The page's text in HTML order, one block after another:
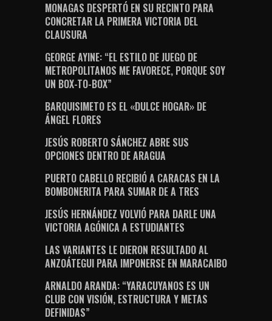
MONAGAS DESPERTÓ EN SU RECINTO PARA
CONCRETAR LA PRIMERA VICTORIA DEL
CLAUSURA
GEORGE AYINE: “EL ESTILO DE JUEGO DE
METROPOLITANOS ME FAVORECE, PORQUE SOY
UN BOX-TO-BOX”
BARQUISIMETO ES EL «DULCE HOGAR» DE
ÁNGEL FLORES
JESÚS ROBERTO SÁNCHEZ ABRE SUS
OPCIONES DENTRO DE ARAGUA
PUERTO CABELLO RECIBIÓ A CARACAS EN LA
BOMBONERITA PARA SUMAR DE A TRES
JESÚS HERNÁNDEZ VOLVIÓ PARA DARLE UNA
VICTORIA AGÓNICA A ESTUDIANTES
LAS VARIANTES LE DIERON RESULTADO AL
ANZOÁTEGUI PARA IMPONERSE EN MARACAIBO
ARNALDO ARANDA: “YARACUYANOS ES UN
CLUB CON VISIÓN, ESTRUCTURA Y METAS
DEFINIDAS”